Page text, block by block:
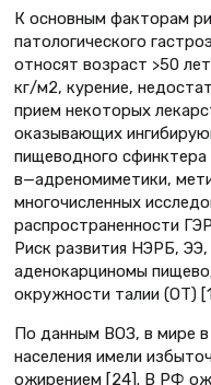
К основным факторам
патологического
относят возраст >50
кг/м2, курение,
прием некоторых
оказывающих
пищеводного
в—адреномиметики,
многочисленных
распространенности
Риск развития НЭРБ,
аденокарциномы
окружности талии (ОТ)
По данным ВОЗ, в мире в
населения имели
ожирением [24]. В РФ